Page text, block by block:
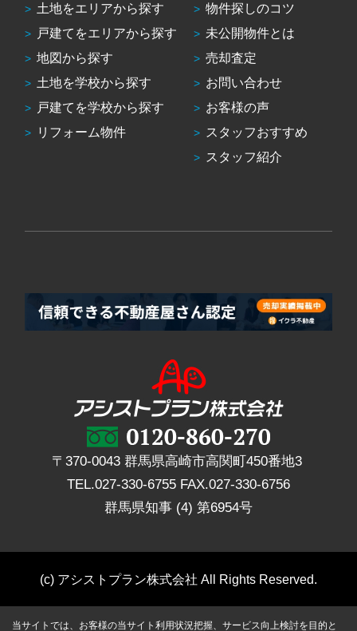
土地をエリアから探す
戸建てをエリアから探す
地図から探す
土地を学校から探す
戸建てを学校から探す
リフォーム物件
物件探しのコツ
未公開物件とは
売却査定
お問い合わせ
お客様の声
スタッフおすすめ
スタッフ紹介
〒370-0043 群馬県高崎市高関町450番地3
TEL.027-330-6755 FAX.027-330-6756
群馬県知事 (4) 第6954号
(c) アシストプラン株式会社 All Rights Reserved.
当サイトでは、お客様の当サイト利用状況把握、サービス向上検討を目的と